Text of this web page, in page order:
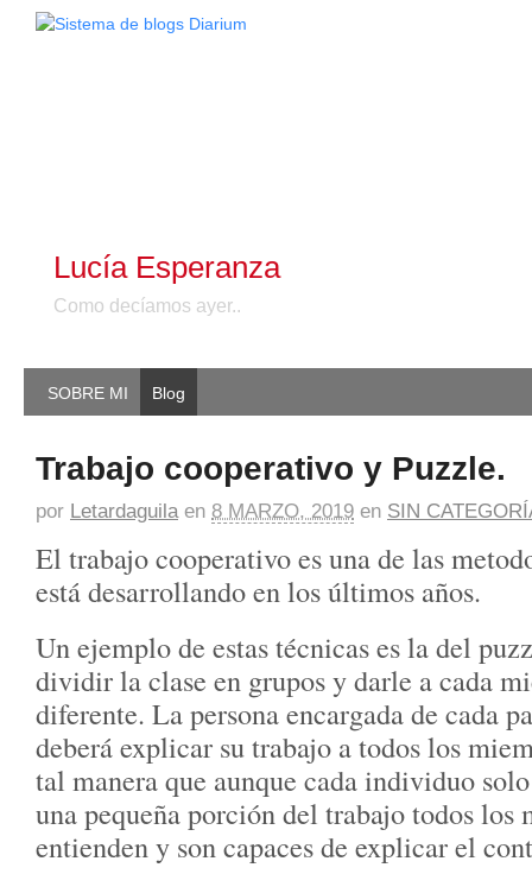
Lucía Esperanza
Como decíamos ayer..
SOBRE MI Blog
Trabajo cooperativo y Puzzle.
por Letardaguila en 8 MARZO, 2019 en SIN
El trabajo cooperativo es una de las
está desarrollando en los últimos años.
Un ejemplo de estas técnicas es la del
dividir la clase en grupos y darle a cada
diferente. La persona encargada de cada
deberá explicar su trabajo a todos los
tal manera que aunque cada individuo
una pequeña porción del trabajo todos los
entienden y son capaces de explicar el